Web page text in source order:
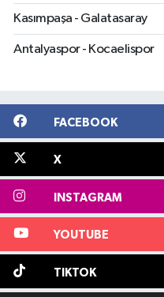
Kasımpaşa - Galatasaray
Antalyaspor - Kocaelispor
FACEBOOK
X
INSTAGRAM
YOUTUBE
TIKTOK